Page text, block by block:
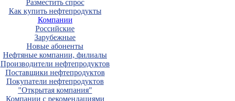
Разместить спрос
Как купить нефтепродукты
Компании
Российские
Зарубежные
Новые абоненты
Нефтяные компании, филиалы
Производители нефтепродуктов
Поставщики нефтепродуктов
Покупатели нефтепродуктов
"Открытая компания"
Компании с рекомендациями